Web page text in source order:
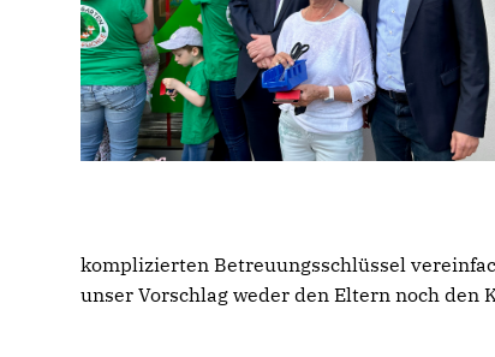
komplizierten Betreuungsschlüssel
unser Vorschlag weder den Eltern noch den